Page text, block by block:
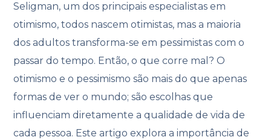
Seligman, um dos principais especialistas em
otimismo, todos nascem otimistas, mas a maioria
dos adultos transforma-se em pessimistas com o
passar do tempo. Então, o que corre mal? O
otimismo e o pessimismo são mais do que apenas
formas de ver o mundo; são escolhas que
influenciam diretamente a qualidade de vida de
cada pessoa. Este artigo explora a importância de